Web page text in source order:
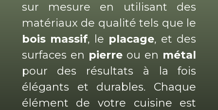
sur mesure en utilisant des
matériaux de qualité tels que le
bois massif, le placage, et des
surfaces en pierreou en métal
pour des résultats à la fois
élégants et durables. Chaque
élément de votre cuisine est